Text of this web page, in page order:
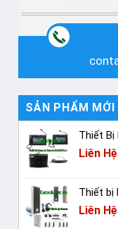
SẢN PHẨM MỚI
Thiết Bị
Liên Hệ
Thiết bị
Liên Hệ